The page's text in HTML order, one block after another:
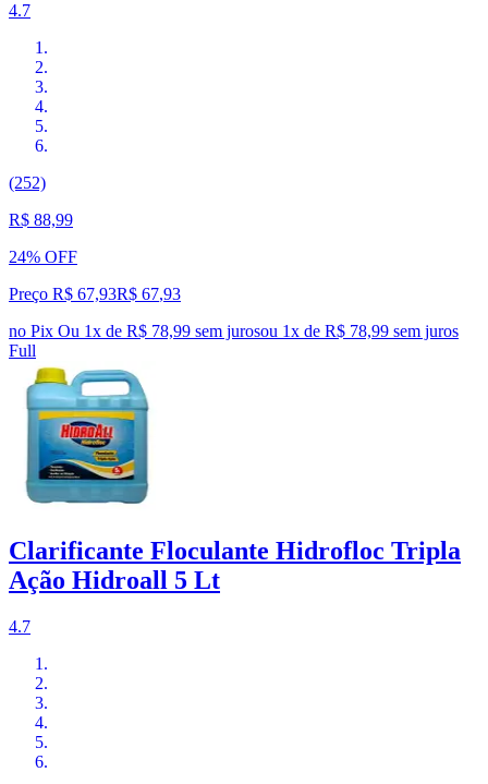
4.7
(252)
R$ 88,99
24% OFF
Preço R$ 67,93R$ 67,93
no Pix Ou 1x de R$ 78,99 sem jurosou 1x de R$ 78,99 sem juros
Full
Clarificante Floculante Hidrofloc Tripla
Ação Hidroall 5 Lt
4.7